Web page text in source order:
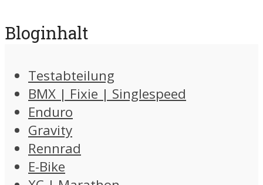
Bloginhalt
Testabteilung
BMX | Fixie | Singlespeed
Enduro
Gravity
Rennrad
E-Bike